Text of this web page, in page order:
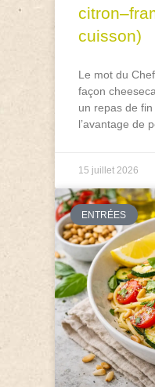
cuisson)
Le mot du
façon
un repas de
l’avantage de
15 juillet 2026
ENTRÉES